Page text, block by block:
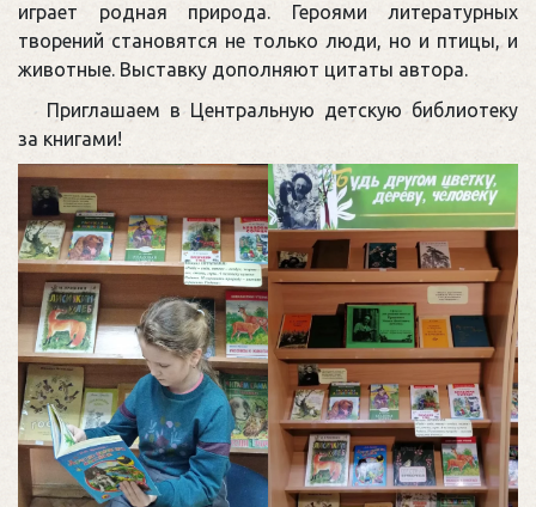
играет родная природа. Героями литературных
творений становятся не только люди, но и птицы, и
животные. Выставку дополняют цитаты автора.
Приглашаем в Центральную детскую библиотеку
за книгами!